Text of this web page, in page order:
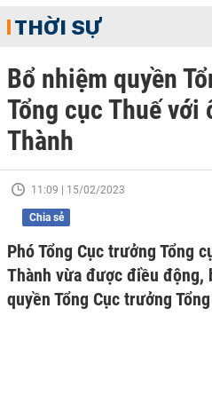
THỜI SỰ
Bổ nhiệm quyền
Tổng cục Thuế với
Thành
11:09 | 15/02/2023
Chia sẻ
Phó Tổng Cục trưởng Tổng
Thành vừa được điều động,
quyền Tổng Cục trưởng